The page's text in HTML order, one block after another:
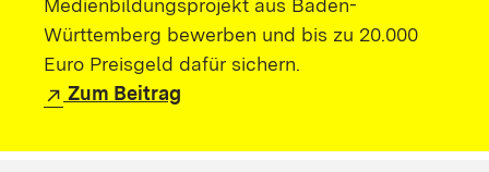
Medienbildungsprojekt aus Baden-
Württemberg bewerben und bis zu 20.000
Euro Preisgeld dafür sichern.
Zum Beitrag